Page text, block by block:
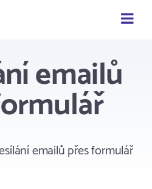
emailů
emailů přes formulář